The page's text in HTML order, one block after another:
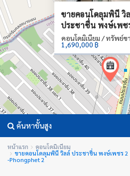
ขายคอนโดลุมพินี วิ
ประชาชื่น พงษ์เพช
คอนโดมิเนียม / ทรัพย์ข
1,690,000 ฿
ค้นหาขั้นสูง
หน้าแรก
คอนโดมิเนียม
ขายคอนโดลุมพินี วิลล์ ประชาชื่น พงษ์เพชร
-Phongphet 2